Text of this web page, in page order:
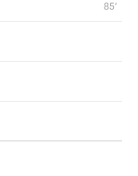
85‎’‎